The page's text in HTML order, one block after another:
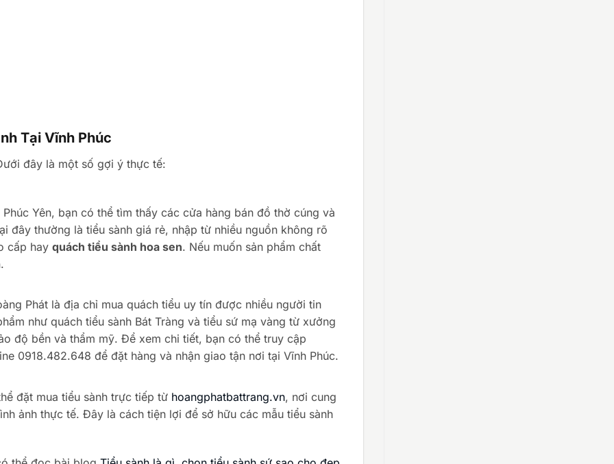
Tại Vĩnh Phúc
đây là một số gợi ý thực tế:
Yên, bạn có thể tìm thấy các cửa hàng bán đồ thờ cúng và
đây thường là tiểu sành giá rẻ, nhập từ nhiều nguồn không rõ
cấp hay quách tiểu sành hoa sen. Nếu muốn sản phẩm chất
Phát là địa chỉ mua quách tiểu uy tín được nhiều người tin
như quách tiểu sành Bát Tràng và tiểu sứ mạ vàng từ xưởng
độ bền và thẩm mỹ. Để xem chi tiết, bạn có thể truy cập
0918.482.648 để đặt hàng và nhận giao tận nơi tại Vĩnh Phúc.
đặt mua tiểu sành trực tiếp từ hoangphatbattrang.vn, nơi cung
ảnh thực tế. Đây là cách tiện lợi để sở hữu các mẫu tiểu sành